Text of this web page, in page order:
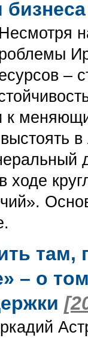
–
к
ходе
там,
– о